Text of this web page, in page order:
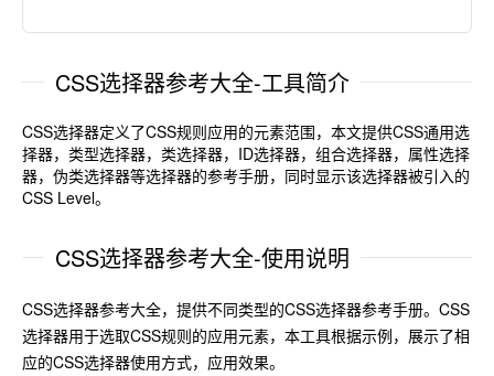
CSS选择器参考大全-工具简介
CSS选择器定义了CSS规则应用的元素范围，本文提供CSS通用选
择器，类型选择器，类选择器，ID选择器，组合选择器，属性选择
器，伪类选择器等选择器的参考手册，同时显示该选择器被引入的
CSS Level。
CSS选择器参考大全-使用说明
CSS选择器参考大全，提供不同类型的CSS选择器参考手册。CSS
选择器用于选取CSS规则的应用元素，本工具根据示例，展示了相
应的CSS选择器使用方式，应用效果。